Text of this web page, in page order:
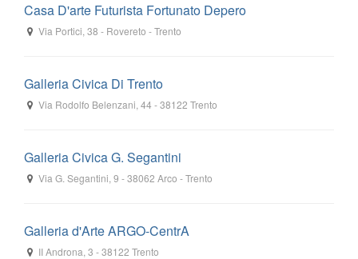
Casa D'arte Futurista Fortunato Depero
Via Portici, 38 - Rovereto - Trento
Galleria Civica Di Trento
Via Rodolfo Belenzani, 44 -38122 Trento
Galleria Civica G. Segantini
Via G. Segantini, 9 -38062Arco - Trento
Galleria d'Arte ARGO-CentrA
II Androna, 3 -38122 Trento